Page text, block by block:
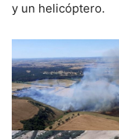
y un helicóptero.